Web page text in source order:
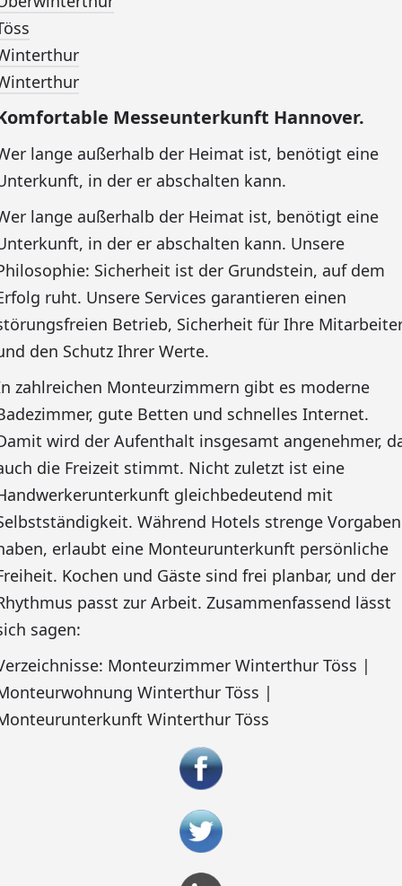
Messeunterkunft Hannover.
lange außerhalb der Heimat ist, benötigt eine
in der er abschalten kann.
lange außerhalb der Heimat ist, benötigt eine
in der er abschalten kann. Unsere
Sicherheit ist der Grundstein, auf dem
ruht. Unsere Services garantieren einen
Betrieb, Sicherheit für Ihre
den Schutz Ihrer Werte.
zahlreichen Monteurzimmern gibt es moderne
gute Betten und schnelles Internet.
wird der Aufenthalt insgesamt angenehmer,
die Freizeit stimmt. Nicht zuletzt ist eine
gleichbedeutend mit
Während Hotels strenge Vorgaben
erlaubt eine Monteurunterkunft persönliche
Kochen und Gäste sind frei planbar, und der
passt zur Arbeit. Zusammenfassend lässt
sagen:
Monteurzimmer Winterthur Töss |
Winterthur Töss |
Winterthur Töss